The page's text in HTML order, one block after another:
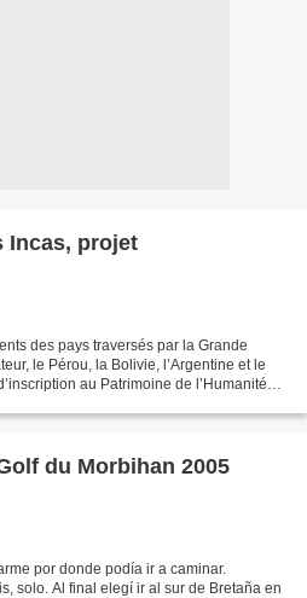
Incas, projet
des pays traversés par la Grande
le Pérou, la Bolivie, l’Argentine et le
au Patrimoine de l’Humanité
du Morbihan 2005
por donde podía ir a caminar.
solo. Al final elegí ir al sur de Bretaña en